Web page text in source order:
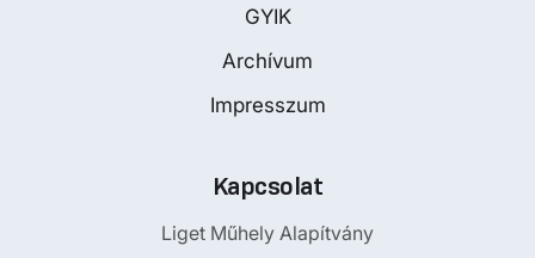
GYIK
Archívum
Impresszum
Kapcsolat
Liget Műhely Alapítvány